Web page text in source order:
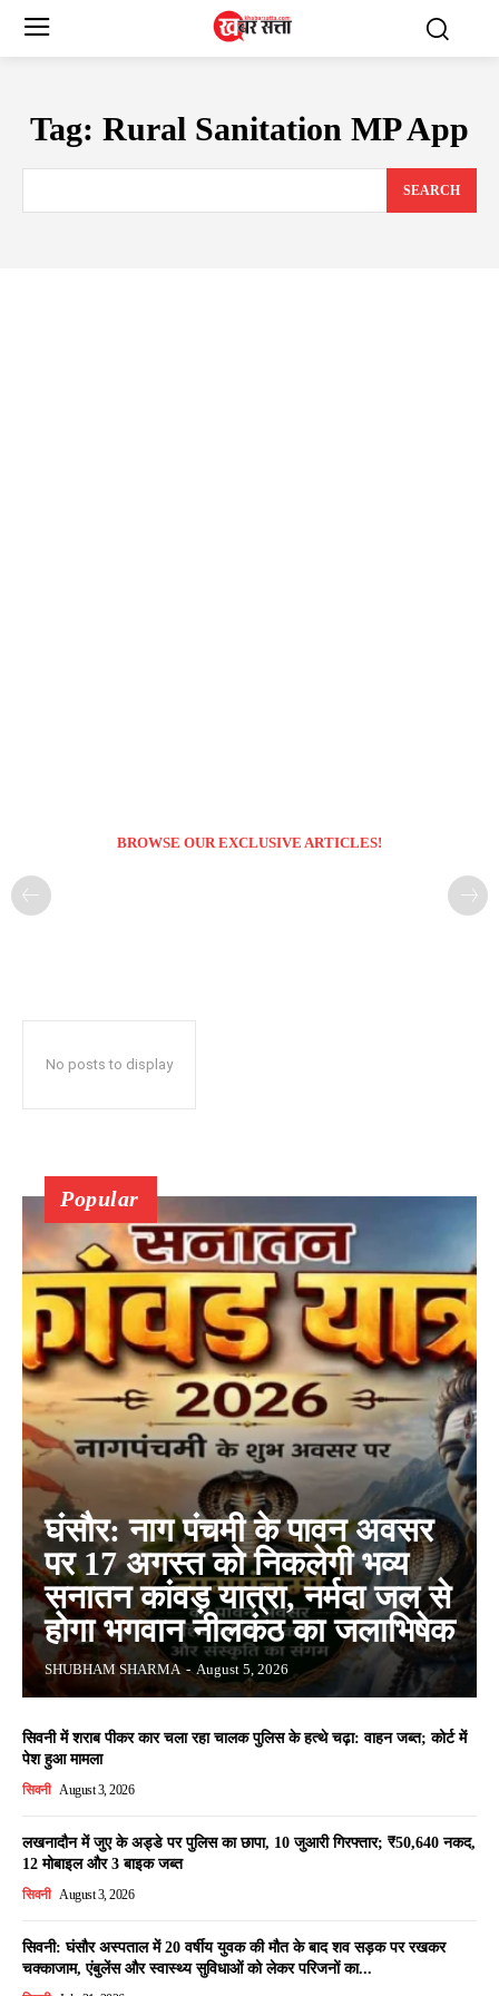
Tag: Rural Sanitation MP App
SEARCH
BROWSE OUR EXCLUSIVE ARTICLES!
No posts to display
Popular
घंसौर: नाग पंचमी के पावन अवसर
पर 17 अगस्त को निकलेगी भव्य
सनातन कांवड़ यात्रा, नर्मदा जल से
होगा भगवान नीलकंठ का जलाभिषेक
SHUBHAM SHARMA - August 5, 2026
सिवनी में शराब पीकर कार चला रहा चालक पुलिस के हत्थे चढ़ा: वाहन जब्त; कोर्ट में
पेश हुआ मामला
सिवनी August 3, 2026
लखनादौन में जुए के अड्डे पर पुलिस का छापा, 10 जुआरी गिरफ्तार; ₹50,640 नकद,
12 मोबाइल और 3 बाइक जब्त
सिवनी August 3, 2026
सिवनी: घंसौर अस्पताल में 20 वर्षीय युवक की मौत के बाद शव सड़क पर रखकर
चक्काजाम, एंबुलेंस और स्वास्थ्य सुविधाओं को लेकर परिजनों का...